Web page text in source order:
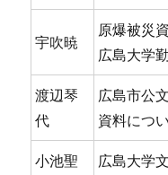
宇吹暁
原爆被災
広島大学
渡辺琴
代
広島市公
資料につ
小池聖
広島大学